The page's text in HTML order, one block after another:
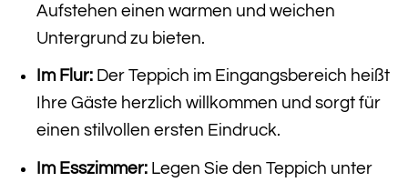
Aufstehen einen warmen und weichen
Untergrund zu bieten.
Im Flur:Der Teppich im Eingangsbereich heißt
Ihre Gäste herzlich willkommen und sorgt für
einen stilvollen ersten Eindruck.
Im Esszimmer:Legen Sie den Teppich unter